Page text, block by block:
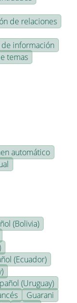
de relaciones
información
temas
automático
(Bolivia)
(Ecuador)
(Uruguay)
Guarani